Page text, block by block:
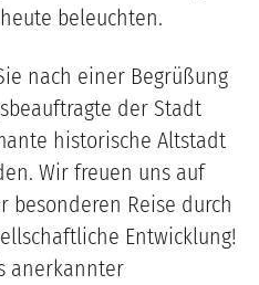
beleuchten.
nach einer Begrüßung
der Stadt
historische Altstadt
Wir freuen uns auf
besonderen Reise durch
Entwicklung!
anerkannter